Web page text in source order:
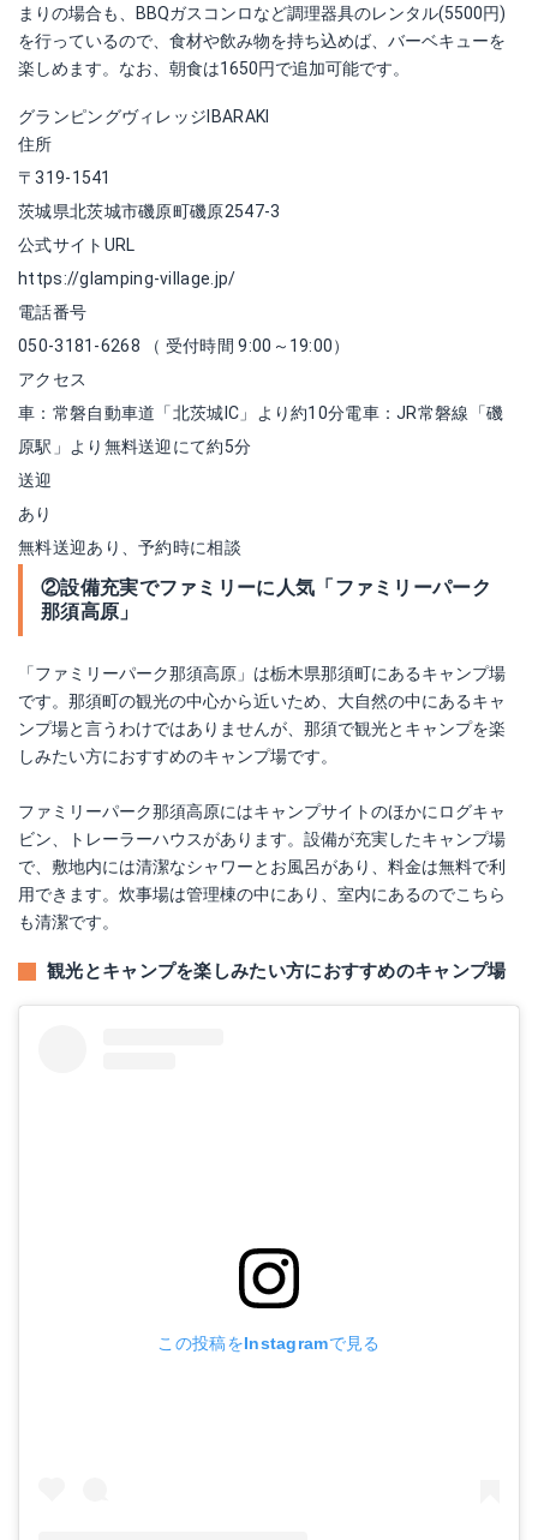
まりの場合も、BBQガスコンロなど調理器具のレンタル(5500円)
を行っているので、食材や飲み物を持ち込めば、バーベキューを
楽しめます。なお、朝食は1650円で追加可能です。
グランピングヴィレッジIBARAKI
住所
〒319-1541
茨城県北茨城市磯原町磯原2547-3
公式サイトURL
https://glamping-village.jp/
電話番号
050-3181-6268 （ 受付時間 9:00～19:00）
アクセス
車：常磐自動車道「北茨城IC」より約10分電車：JR常磐線「磯
原駅」より無料送迎にて約5分
送迎
あり
無料送迎あり、予約時に相談
②設備充実でファミリーに人気「ファミリーパーク
那須高原」
「ファミリーパーク那須高原」は栃木県那須町にあるキャンプ場
です。那須町の観光の中心から近いため、大自然の中にあるキャ
ンプ場と言うわけではありませんが、那須で観光とキャンプを楽
しみたい方におすすめのキャンプ場です。
ファミリーパーク那須高原にはキャンプサイトのほかにログキャ
ビン、トレーラーハウスがあります。設備が充実したキャンプ場
で、敷地内には清潔なシャワーとお風呂があり、料金は無料で利
用できます。炊事場は管理棟の中にあり、室内にあるのでこちら
も清潔です。
観光とキャンプを楽しみたい方におすすめのキャンプ場
この投稿をInstagramで見る